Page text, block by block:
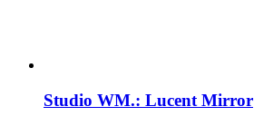
Studio WM.: Lucent Mirror